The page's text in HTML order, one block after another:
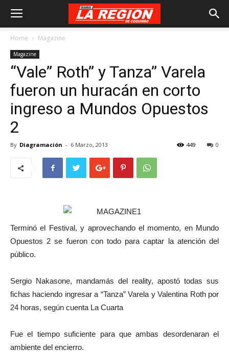
Home Magazine
Magazine
“Vale” Roth” y Tanza” Varela
fueron un huracán en corto
ingreso a Mundos Opuestos
2
By Diagramación - 6 Marzo, 2013 0
449
Terminó el Festival, y aprovechando el momento, en Mundo
Opuestos 2 se fueron con todo para captar la atención del
público.
Sergio Nakasone, mandamás del reality, apostó todas sus
fichas haciendo ingresar a “Tanza” Varela y Valentina Roth por
24 horas, según cuenta La Cuarta
Fue el tiempo suficiente para que ambas desordenaran el
ambiente del encierro.